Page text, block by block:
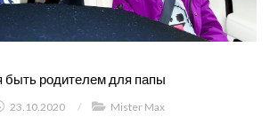
быть родителем для папы
23.10.2020 / Mister Max